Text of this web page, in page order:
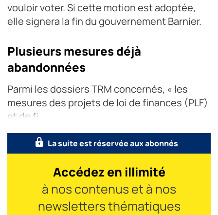
vouloir voter. Si cette motion est adoptée,
elle signera la fin du gouvernement Barnier.
Plusieurs mesures déjà
abandonnées
Parmi les dossiers TRM concernés, « les
mesures des projets de loi de finances (PLF)
et de fi
La suite est réservée aux abonnés
Accédez en illimité
à nos contenus et à nos
newsletters thématiques